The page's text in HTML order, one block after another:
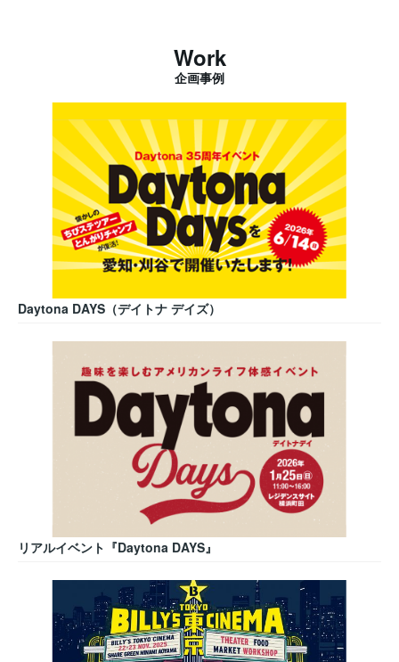
Work
企画事例
Daytona DAYS（デイトナ デイズ）
リアルイベント『Daytona DAYS』